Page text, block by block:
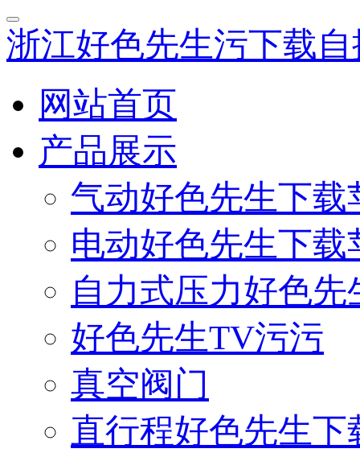
浙江好色先生污下载
网站首页
产品展示
气动好色先生下
电动好色先生下
自力式压力好色
好色先生TV污污
真空阀门
直行程好色先生